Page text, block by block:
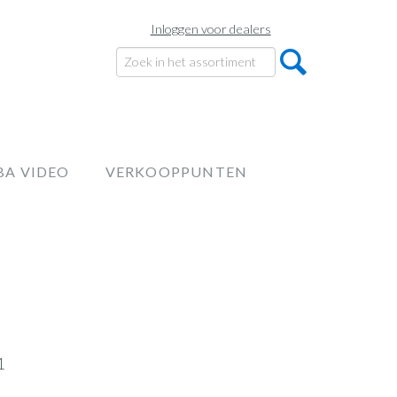
Inloggen voor dealers
VIDEO VERKOOPPUNTEN